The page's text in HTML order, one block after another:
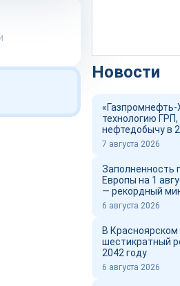
Новости
«Газпромнефть-
технологию
нефтедобычу в
7 августа 2026
Заполненность
Европы на 1
— рекордный
6 августа 2026
В Красноярском
шестикратный
2042 году
6 августа 2026